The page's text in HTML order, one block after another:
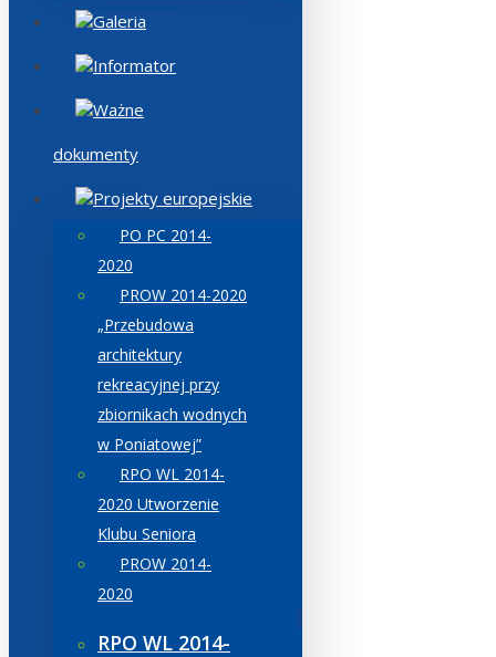
Galeria
Informator
Ważne
dokumenty
Projekty europejskie
PO PC 2014-
2020
PROW 2014-2020
„Przebudowa
architektury
rekreacyjnej przy
zbiornikach wodnych
w Poniatowej”
RPO WL 2014-
2020 Utworzenie
Klubu Seniora
PROW 2014-
2020
RPO WL 2014-